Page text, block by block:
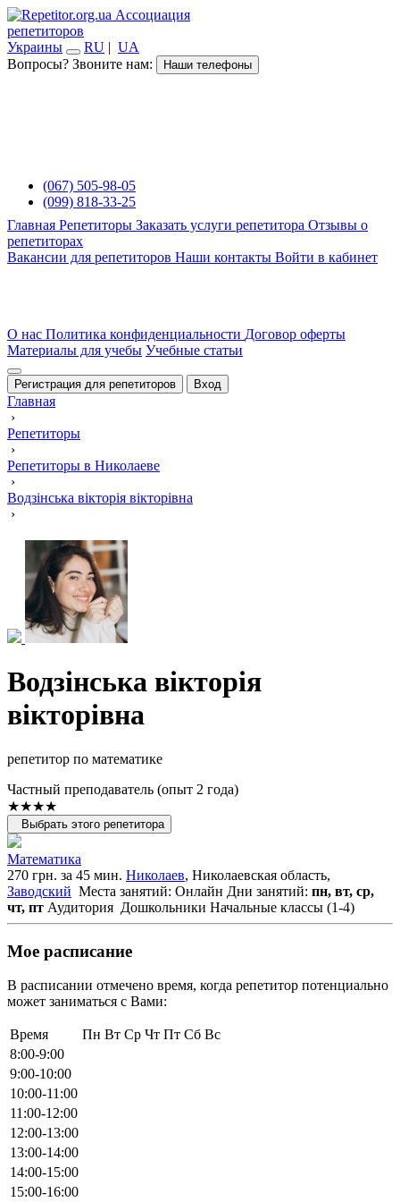
Ассоциация
репетиторов
Украины
RU | UA
Вопросы? Звоните нам:
Наши телефоны
(067) 505-98-05
(099) 818-33-25
Главная Репетиторы Заказать услуги репетитора Отзывы о
репетиторах
Вакансии для репетиторов Наши контакты Войти в кабинет
О нас Политика конфиденциальности Договор оферты
Материалы для учебы Учебные статьи
Регистрация для репетиторов Вход
Главная
›
Репетиторы
›
Репетиторы в Николаеве
›
Водзінська вікторія вікторівна
›
Водзінська вікторія
вікторівна
репетитор по математике
Частный преподаватель (опыт 2 года)
★★★★
Выбрать этого репетитора
Математика
270 грн. за 45 мин. Николаев, Николаевская область,
Заводский Места занятий: Онлайн Дни занятий: пн, вт, ср,
чт, пт Аудитория Дошкольники Начальные классы (1-4)
Мое расписание
В расписании отмечено время, когда репетитор потенциально
может заниматься с Вами:
Время Пн Вт Ср Чт Пт Сб Вс
8:00-9:00
9:00-10:00
10:00-11:00
11:00-12:00
12:00-13:00
13:00-14:00
14:00-15:00
15:00-16:00